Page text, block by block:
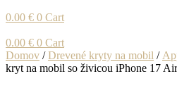
0.00 € 0 Cart
0.00 € 0 Cart
Domov /Drevené kryty na mobil /
kryt na mobil so živicou iPhone 17